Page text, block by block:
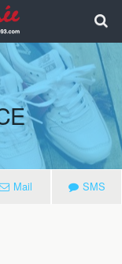
Mail SMS